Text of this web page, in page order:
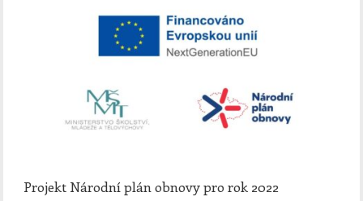
Projekt Národní plán obnovy pro rok 2022